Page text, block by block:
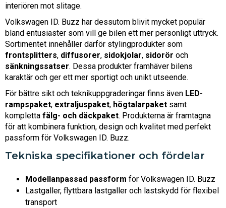
interiören mot slitage.
Volkswagen ID. Buzz har dessutom blivit mycket populär
bland entusiaster som vill ge bilen ett mer personligt uttryck.
Sortimentet innehåller därför stylingprodukter som
frontsplitters, diffusorer, sidokjolar, sidorör och
sänkningssatser. Dessa produkter framhäver bilens
karaktär och ger ett mer sportigt och unikt utseende.
För bättre sikt och teknikuppgraderingar finns även LED-
rampspaket, extraljuspaket, högtalarpaket samt
kompletta fälg- och däckpaket. Produkterna är framtagna
för att kombinera funktion, design och kvalitet med perfekt
passform för Volkswagen ID. Buzz.
Tekniska specifikationer och fördelar
Modellanpassad passform för Volkswagen ID. Buzz
Lastgaller, flyttbara lastgaller och lastskydd för flexibel
transport